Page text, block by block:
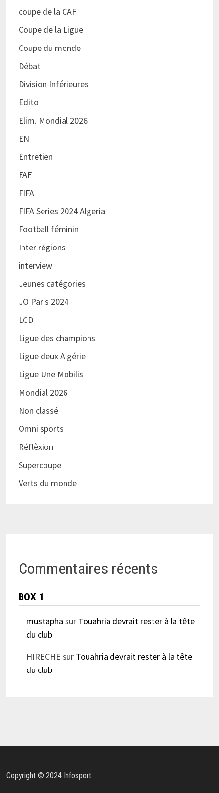
coupe de la CAF
Coupe de la Ligue
Coupe du monde
Débat
Division Inférieures
Edito
Elim. Mondial 2026
EN
Entretien
FAF
FIFA
FIFA Series 2024 Algeria
Football féminin
Inter régions
interview
Jeunes catégories
JO Paris 2024
LCD
Ligue des champions
Ligue deux Algérie
Ligue Une Mobilis
Mondial 2026
Non classé
Omni sports
Réflèxion
Supercoupe
Verts du monde
Commentaires récents
BOX 1
mustapha sur Touahria devrait rester à la tête
du club
HIRECHE sur Touahria devrait rester à la tête
du club
Copyright © 2024 Infosport